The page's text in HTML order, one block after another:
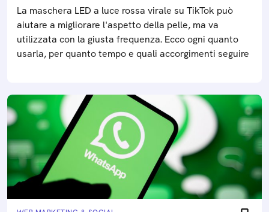
La maschera LED a luce rossa virale su TikTok può
aiutare a migliorare l'aspetto della pelle, ma va
utilizzata con la giusta frequenza. Ecco ogni quanto
usarla, per quanto tempo e quali accorgimenti seguire